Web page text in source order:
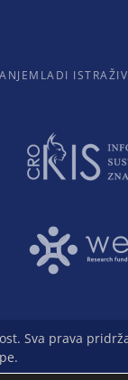
MLADI
Sva prava